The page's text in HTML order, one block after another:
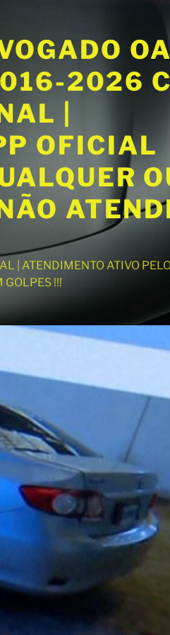
2026
|
OFICIAL
| ATENDIMENTO ATIVO
GOLPES !!!